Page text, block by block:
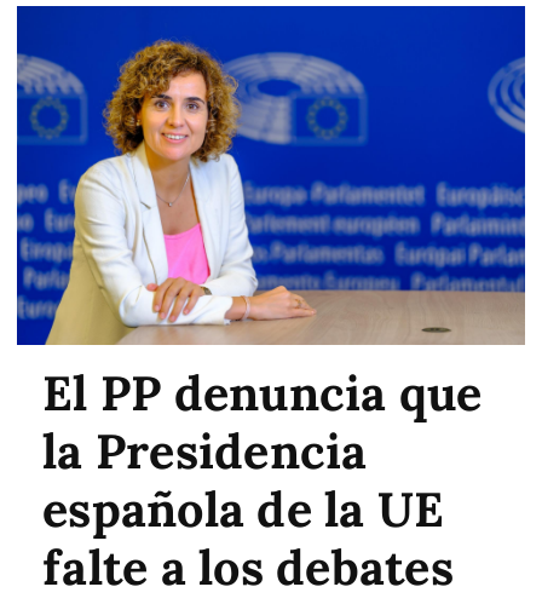
El PP denuncia que
la Presidencia
española de la UE
falte a los debates